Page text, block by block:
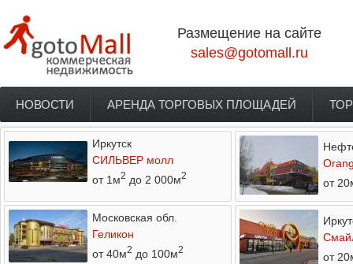
Размещение на сайте
sales@gotomall.ru
Главное меню
НОВОСТИ АРЕНДА ТОРГОВЫХ ПЛОЩАДЕЙ
Иркутск
СИЛЬВЕР молл
от 1м2 до 2 000м2
от
Московская обл.
Геликон
от 40м2 до 100м2
от